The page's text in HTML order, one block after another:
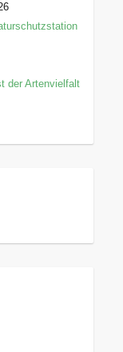
der Artenvielfalt